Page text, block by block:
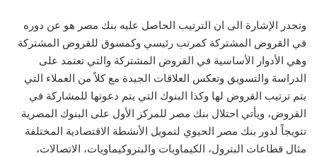
وتجدر الإشارة الى ان الترتيب الحاصل عليه بنك مصر هو عن دوره
في القروض المشتركة كمرتب رئيسي وكمسوق للقروض المشتركة
وهي الأدوار الأساسية في القروض المشتركة والتي تعتمد على
الدراسة والتسويق وتعكس العلاقات الجيدة مع كلاً من العملاء التي
يتم ترتيب القروض لها وكذا البنوك التي يتم دعوتها للمشاركة في
القروض، ويأتي احتلال بنك مصر للمركز الأول على البنوك المصرية
تتويجاً لدور بنك مصر الحيوي لتمويل الأنشطة الاقتصادية المختلفة
مثال قطاعات البترول، الكيماويات والبتروكيماويات، الاتصالات،